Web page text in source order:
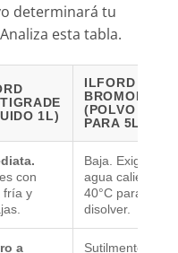
determinará tu
esta tabla.
1L)
ILFORD
BROMOPHEN
(POLVO
PARA 5L)
con
fría y
Baja. Exige
agua caliente a
40°C para
disolver.
a
Sutilmente